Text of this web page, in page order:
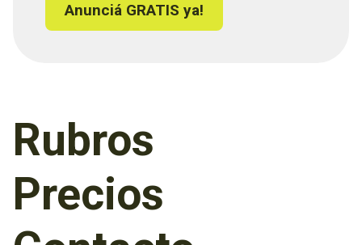
Anunciá GRATIS ya!
Rubros
Precios